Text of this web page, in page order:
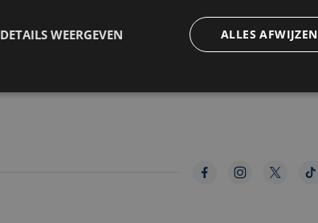
ALLES AFWIJZEN
DETAILS WEERGEVEN